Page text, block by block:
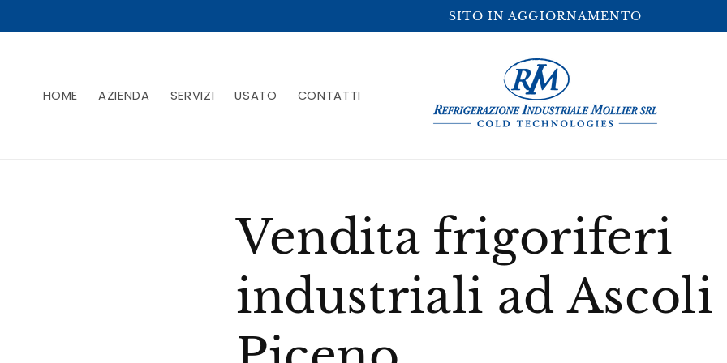
ai contenuti
SITO IN AGGIORNAMENTO
HOME AZIENDA SERVIZI USATO CONTATTI
Vendita frigoriferi
industriali ad Ascoli